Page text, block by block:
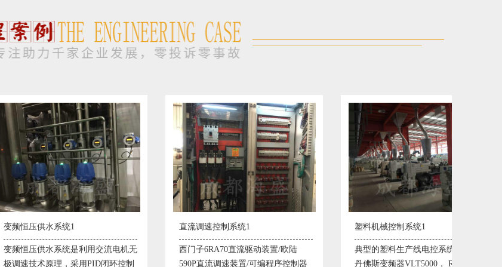
电机无
环控制
西门子6RA70直流驱动装置/欧陆
590P直流调速装置/可编程序控制器
典型的塑料生产线电控系统配置：
丹佛斯变频器VLT5000， RKC温控
典型的塑料生产线
丹佛斯变频器